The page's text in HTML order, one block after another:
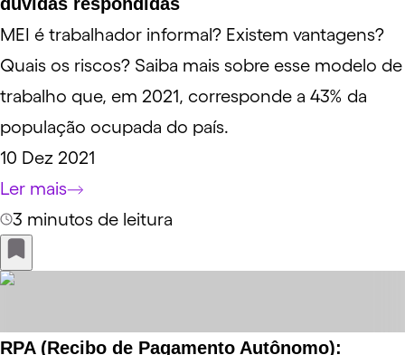
MEI é trabalhador informal? Existem vantagens?
Quais os riscos? Saiba mais sobre esse modelo de
trabalho que, em 2021, corresponde a 43% da
população ocupada do país.
10 Dez 2021
Ler mais
3 minutos de leitura
RPA (Recibo de Pagamento Autônomo):